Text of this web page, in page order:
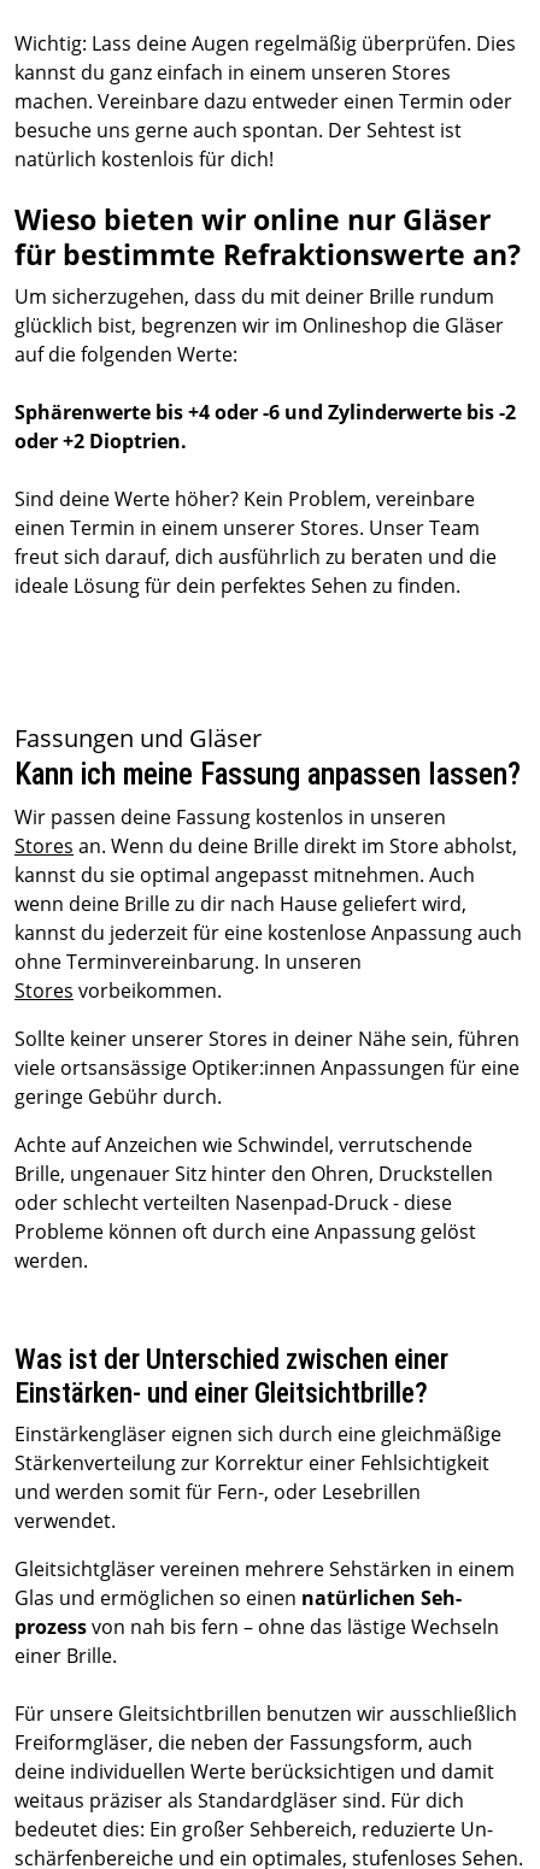
Wichtig: Lass deine Augen regelmäßig überprüfen. Dies
kannst du ganz einfach in einem unseren Stores
machen. Vereinbare dazu entweder einen Termin oder
besuche uns gerne auch spontan. Der Sehtest ist
natürlich kostenlois für dich!
Wieso bieten wir online nur Gläser
für bestimmte Refraktionswerte an?
Um sicherzugehen, dass du mit deiner Brille rundum
glücklich bist, begrenzen wir im Onlineshop die Gläser
auf die folgenden Werte:
Sphärenwerte bis +4 oder -6 und Zylinderwerte bis -2
oder +2 Dioptrien.
Sind deine Werte höher? Kein Problem, vereinbare
einen Termin in einem unserer Stores. Unser Team
freut sich darauf, dich ausführlich zu beraten und die
ideale Lösung für dein perfektes Sehen zu finden.
Fassungen und Gläser
Kann ich meine Fassung anpassen lassen?
Wir passen deine Fassung kostenlos in unseren
Stores an. Wenn du deine Brille direkt im Store abholst,
kannst du sie optimal angepasst mitnehmen. Auch
wenn deine Brille zu dir nach Hause geliefert wird,
kannst du jederzeit für eine kostenlose Anpassung auch
ohne Terminvereinbarung. In unseren
Stores vorbeikommen.
Sollte keiner unserer Stores in deiner Nähe sein, führen
viele ortsansässige Optiker:innen Anpassungen für eine
geringe Gebühr durch.
Achte auf Anzeichen wie Schwindel, verrutschende
Brille, ungenauer Sitz hinter den Ohren, Druckstellen
oder schlecht verteilten Nasenpad-Druck - diese
Probleme können oft durch eine Anpassung gelöst
werden.
Was ist der Unterschied zwischen einer
Einstärken- und einer Gleitsichtbrille?
Einstärkengläser eignen sich durch eine gleichmäßige
Stärkenverteilung zur Korrektur einer Fehlsichtigkeit
und werden somit für Fern-, oder Lesebrillen
verwendet.
Gleitsichtgläser vereinen mehrere Seh­stärken in einem
Glas und ermöglichen so einen natür­lichen Seh­
prozessvon nah bis fern – ohne das lästige Wech­seln
einer Brille.
Für unsere Gleit­sicht­brillen benutzen wir aus­schließ­lich
Frei­form­gläser, die neben der Fas­sungs­form, auch
deine individuellen Werte berücksichtigen und damit
weit­aus präziser als Standard­gläser sind. Für dich
bedeutet dies: Ein großer Sehbereich, reduzierte Un­
schärfen­bereiche und ein optimales, stufen­loses Sehen.